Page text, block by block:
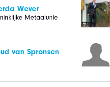
Wever
Metaalunie
van Spronsen